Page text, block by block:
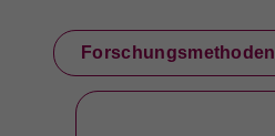
Forschungsmethoden